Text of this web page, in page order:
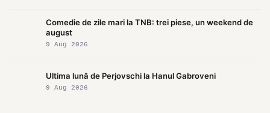
Comedie de zile mari la TNB: trei piese, un weekend de
august
9 Aug 2026
Ultima lună de Perjovschi la Hanul Gabroveni
9 Aug 2026